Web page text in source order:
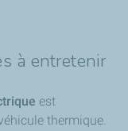
à entretenir
est
thermique.